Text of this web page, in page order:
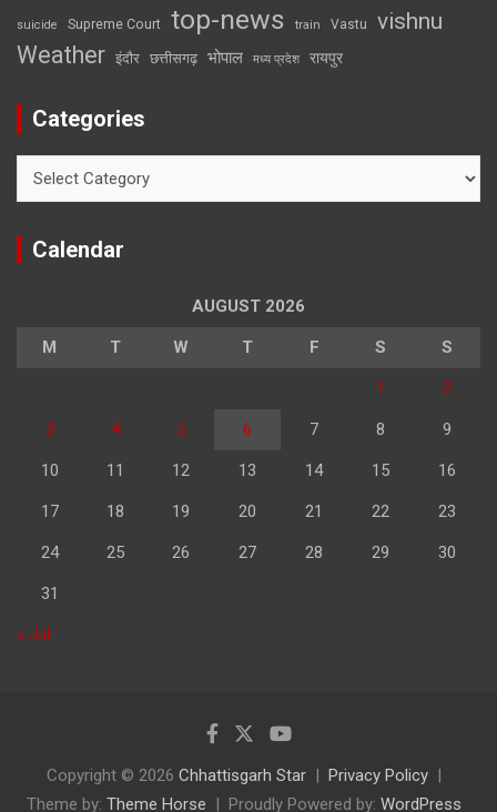
suicide Supreme Court top-news train Vastu vishnu
Weather इंदौर छत्तीसगढ़ भोपाल मध्य प्रदेश रायपुर
Categories
Calendar
AUGUST 2026
M T W T F S S
1 2
3 4 5 6 7 8 9
10 11 12 13 14 15 16
17 18 19 20 21 22 23
24 25 26 27 28 29 30
31
« Jul
Copyright © 2026 Chhattisgarh Star
Privacy Policy
Theme by: Theme Horse Proudly Powered by: WordPress